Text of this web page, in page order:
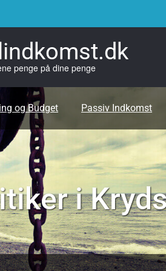
penge på dine penge
og Budget Passiv Indkomst
i